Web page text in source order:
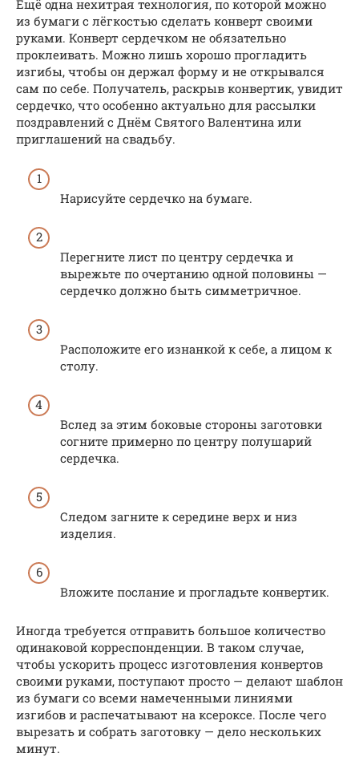
Ещё одна нехитрая технология, по которой можно
из бумаги с лёгкостью сделать конверт своими
руками. Конверт сердечком не обязательно
проклеивать. Можно лишь хорошо прогладить
изгибы, чтобы он держал форму и не открывался
сам по себе. Получатель, раскрыв конвертик, увидит
сердечко, что особенно актуально для рассылки
поздравлений с Днём Святого Валентина или
приглашений на свадьбу.
Нарисуйте сердечко на бумаге.
Перегните лист по центру сердечка и
вырежьте по очертанию одной половины —
сердечко должно быть симметричное.
Расположите его изнанкой к себе, а лицом к
столу.
Вслед за этим боковые стороны заготовки
согните примерно по центру полушарий
сердечка.
Следом загните к середине верх и низ
изделия.
Вложите послание и прогладьте конвертик.
Иногда требуется отправить большое количество
одинаковой корреспонденции. В таком случае,
чтобы ускорить процесс изготовления конвертов
своими руками, поступают просто — делают шаблон
из бумаги со всеми намеченными линиями
изгибов и распечатывают на ксероксе. После чего
вырезать и собрать заготовку — дело нескольких
минут.